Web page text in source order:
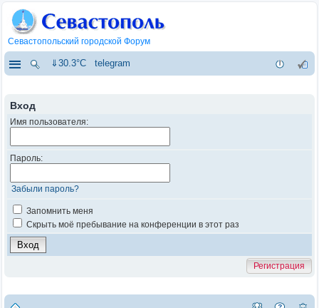
Севастопольский городской Форум
⇓30.3°C telegram
Вход
Имя пользователя:
Пароль:
Забыли пароль?
Запомнить меня
Скрыть моё пребывание на конференции в этот раз
Регистрация